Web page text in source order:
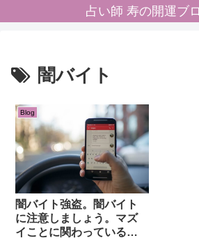
占い師 寿の開運ブ
闇バイト
Blog
闇バイト強盗。闇バイト
に注意しましょう。マズ
イことに関わっていると